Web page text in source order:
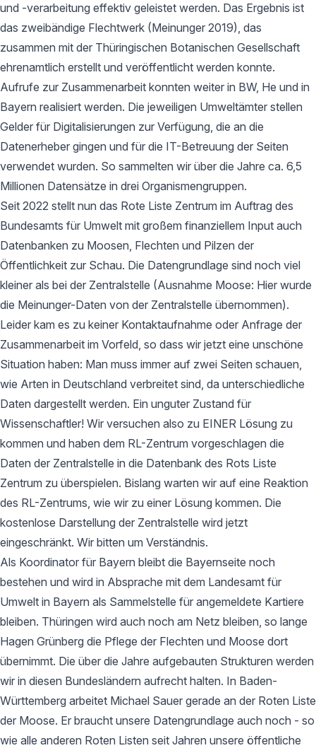
und -verarbeitung effektiv geleistet werden. Das Ergebnis ist
das zweibändige Flechtwerk (Meinunger 2019), das
zusammen mit der Thüringischen Botanischen Gesellschaft
ehrenamtlich erstellt und veröffentlicht werden konnte.
Aufrufe zur Zusammenarbeit konnten weiter in BW, He und in
Bayern realisiert werden. Die jeweiligen Umweltämter stellen
Gelder für Digitalisierungen zur Verfügung, die an die
Datenerheber gingen und für die IT-Betreuung der Seiten
verwendet wurden. So sammelten wir über die Jahre ca. 6,5
Millionen Datensätze in drei Organismengruppen.
Seit 2022 stellt nun das Rote Liste Zentrum im Auftrag des
Bundesamts für Umwelt mit großem finanziellem Input auch
Datenbanken zu Moosen, Flechten und Pilzen der
Öffentlichkeit zur Schau. Die Datengrundlage sind noch viel
kleiner als bei der Zentralstelle (Ausnahme Moose: Hier wurde
die Meinunger-Daten von der Zentralstelle übernommen).
Leider kam es zu keiner Kontaktaufnahme oder Anfrage der
Zusammenarbeit im Vorfeld, so dass wir jetzt eine unschöne
Situation haben: Man muss immer auf zwei Seiten schauen,
wie Arten in Deutschland verbreitet sind, da unterschiedliche
Daten dargestellt werden. Ein unguter Zustand für
Wissenschaftler! Wir versuchen also zu EINER Lösung zu
kommen und haben dem RL-Zentrum vorgeschlagen die
Daten der Zentralstelle in die Datenbank des Rots Liste
Zentrum zu überspielen. Bislang warten wir auf eine Reaktion
des RL-Zentrums, wie wir zu einer Lösung kommen. Die
kostenlose Darstellung der Zentralstelle wird jetzt
eingeschränkt. Wir bitten um Verständnis.
Als Koordinator für Bayern bleibt die Bayernseite noch
bestehen und wird in Absprache mit dem Landesamt für
Umwelt in Bayern als Sammelstelle für angemeldete Kartiere
bleiben. Thüringen wird auch noch am Netz bleiben, so lange
Hagen Grünberg die Pflege der Flechten und Moose dort
übernimmt. Die über die Jahre aufgebauten Strukturen werden
wir in diesen Bundesländern aufrecht halten. In Baden-
Württemberg arbeitet Michael Sauer gerade an der Roten Liste
der Moose. Er braucht unsere Datengrundlage auch noch - so
wie alle anderen Roten Listen seit Jahren unsere öffentliche